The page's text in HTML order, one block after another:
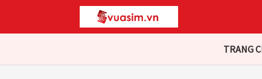
TRANG